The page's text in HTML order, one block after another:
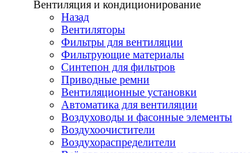
Вентиляция и кондиционирование
Назад
Вентиляторы
Фильтры для вентиляции
Фильтрующие материалы
Синтепон для фильтров
Приводные ремни
Вентиляционные установки
Автоматика для вентиляции
Воздуховоды и фасонные элементы
Воздухоочистители
Воздухораспределители